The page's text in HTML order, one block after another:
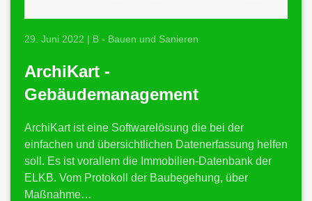
29. Juni 2022 | B - Bauen und Sanieren
ArchiKart -
Gebäudemanagement
ArchiKart ist eine Softwarelösung die bei der
einfachen und übersichtlichen Datenerfassung helfen
soll. Es ist vorallem die Immobilien-Datenbank der
ELKB. Vom Protokoll der Baubegehung, über
Maßnahme…